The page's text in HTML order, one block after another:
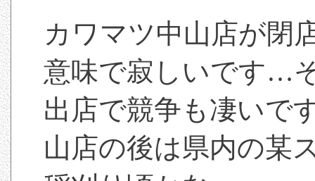
カワマツ中山店が閉
意味で寂しいです…
出店で競争も凄いで
山店の後は県内の某